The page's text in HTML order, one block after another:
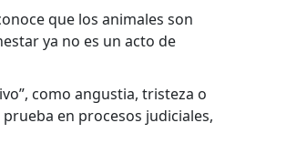
que los animales son
ya no es un acto de
como angustia, tristeza o
en procesos judiciales,